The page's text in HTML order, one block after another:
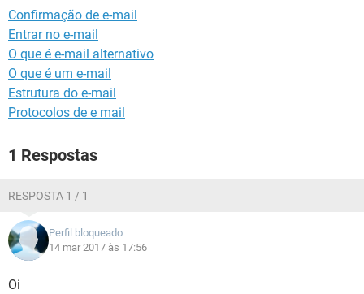
Confirmação de e-mail
Entrar no e-mail
O que é e-mail alternativo
O que é um e-mail
Estrutura do e-mail
Protocolos de e mail
1 Respostas
RESPOSTA 1 / 1
Perfil bloqueado
14 mar 2017 às 17:56
Oi